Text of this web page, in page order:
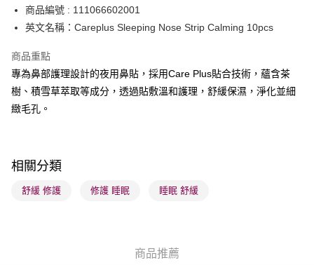
PayMe
WeChat Pay
BoC Pay
送貨方式
順豐自助櫃 - 確認發貨後1-3個工作天送達
順豐站及營業點 - 確認發貨後1-3個工作天送達
商品編號 : 111066602001
英文名稱：Careplus Sleeping Nose Strip Calming 10pcs
商品重點
專為鼻部護理設計的夜用鼻貼，採用Care Plus貼合技術，蘊含茶
樹、積雪草萃取等成分，透過貼敷溫和護理，舒緩保濕，淨化並細
緻毛孔。
相關分類
舒緩 修護 修護 睡眠 睡眠 舒緩
商品推薦